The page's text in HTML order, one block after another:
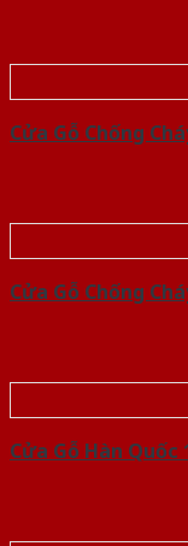
Cửa Gỗ Chống
Cửa Gỗ Chống
Cửa Gỗ Hàn Quốc